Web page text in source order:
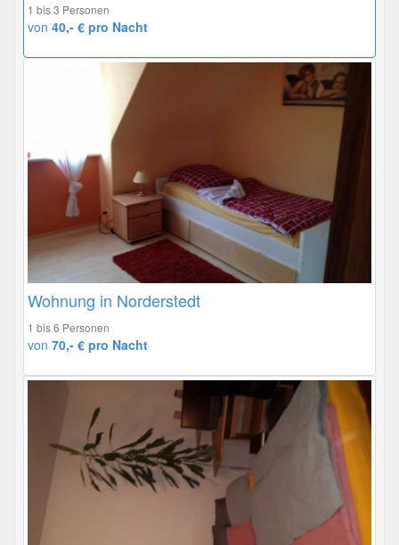
1 bis 3 Personen
von 40,- € pro Nacht
Wohnung in Norderstedt
1 bis 6 Personen
von 70,- € pro Nacht